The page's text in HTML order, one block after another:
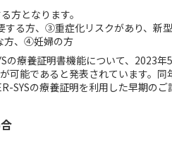
方となります。
る方、③重症化リスクがあり、新
方、④妊婦の方
の療養証明書機能について、2023
可能であると発表されています。
SYSの療養証明を利用した早期のご